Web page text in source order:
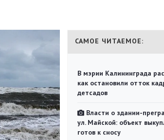
САМОЕ ЧИТАЕМОЕ:
В мэрии Калининграда
как остановили отток
детсадов
Власти о здании-
ул. Майской: объект
готов к сносу